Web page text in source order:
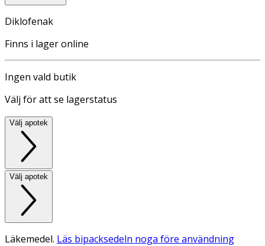
Diklofenak
Finns i lager online
Ingen vald butik
Välj för att se lagerstatus
Välj apotek
Välj apotek
Läkemedel. Läs bipacksedeln noga före användning